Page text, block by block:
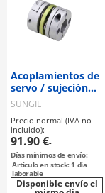
Acoplamientos de
servo / sujeción
por cubo, chaveta
/ 2 discos: acero /
cuerpo: aluminio /
SDW / SUNGIL
SUNGIL
Precio normal (IVA no
incluido):
91.90 €-
Días mínimos de envío:
Artículo en stock: 1 día
laborable
Disponible envío el